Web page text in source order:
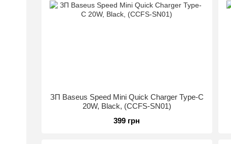
ЗП Baseus Speed Mini Quick Charger Type-C
20W, Black, (CCFS-SN01)
399 грн